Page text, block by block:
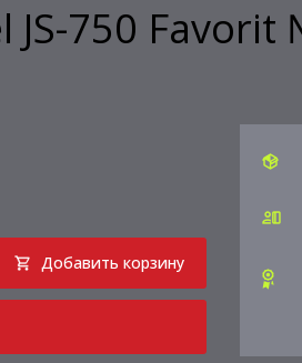
750 Favorit
Добавить корзину